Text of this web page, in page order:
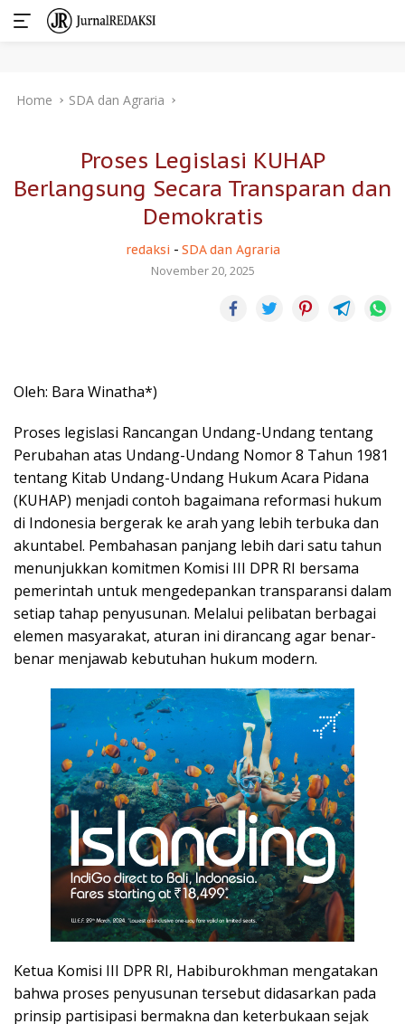
Home SDA dan Agraria
Proses Legislasi KUHAP
Berlangsung Secara Transparan dan
Demokratis
redaksi - SDA dan Agraria
November 20, 2025
Oleh: Bara Winatha*)
Proses legislasi Rancangan Undang-Undang tentang
Perubahan atas Undang-Undang Nomor 8 Tahun 1981
tentang Kitab Undang-Undang Hukum Acara Pidana
(KUHAP) menjadi contoh bagaimana reformasi hukum
di Indonesia bergerak ke arah yang lebih terbuka dan
akuntabel. Pembahasan panjang lebih dari satu tahun
menunjukkan komitmen Komisi III DPR RI bersama
pemerintah untuk mengedepankan transparansi dalam
setiap tahap penyusunan. Melalui pelibatan berbagai
elemen masyarakat, aturan ini dirancang agar benar-
benar menjawab kebutuhan hukum modern.
Ketua Komisi III DPR RI, Habiburokhman mengatakan
bahwa proses penyusunan tersebut didasarkan pada
prinsip partisipasi bermakna dan keterbukaan sejak